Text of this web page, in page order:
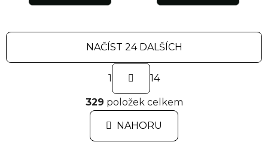
O
v
l
á
NAČÍST 24 DALŠÍCH
S
r
á
n
k
1 14
329 položek celkem
NAHORU